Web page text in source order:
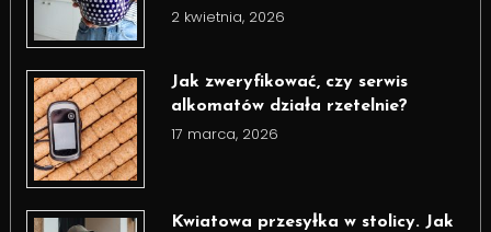
2 kwietnia, 2026
Jak zweryfikować, czy serwis
alkomatów działa rzetelnie?
17 marca, 2026
Kwiatowa przesyłka w stolicy. Jak